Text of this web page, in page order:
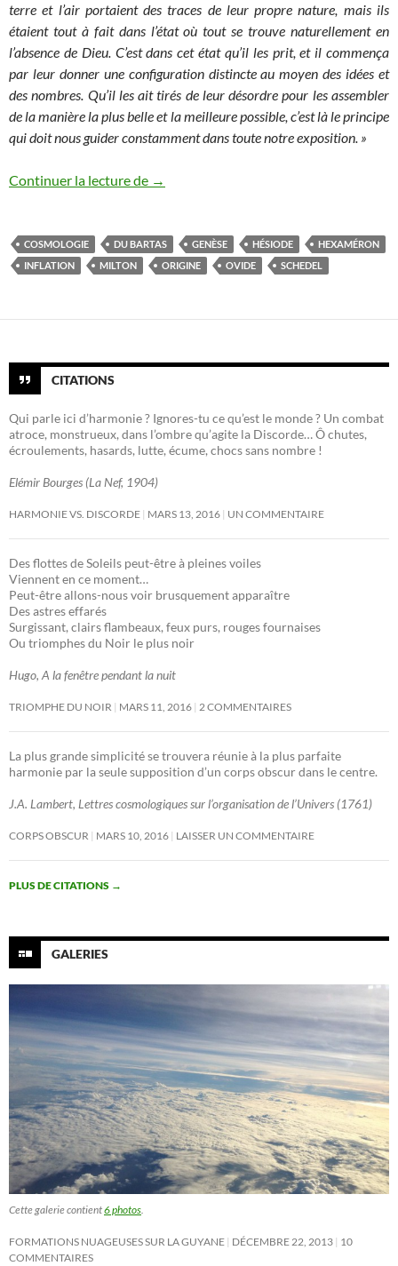
terre et l’air portaient des traces de leur propre nature, mais ils
étaient tout à fait dans l’état où tout se trouve naturellement en
l’absence de Dieu. C’est dans cet état qu’il les prit, et il commença
par leur donner une configuration distincte au moyen des idées et
des nombres. Qu’il les ait tirés de leur désordre pour les assembler
de la manière la plus belle et la meilleure possible, c’est là le principe
qui doit nous guider constamment dans toute notre exposition. »
Continuer la lecture de L’image de l’origine à travers science
→
COSMOLOGIE DU BARTAS GENÈSE HÉSIODE
HEXAMÉRON
INFLATION
MILTON ORIGINE OVIDE SCHEDEL
CITATIONS
Qui parle ici d’harmonie ? Ignores-tu ce qu’est le monde ? Un combat
atroce, monstrueux, dans l’ombre qu’agite la Discorde… Ô chutes,
écroulements, hasards, lutte, écume, chocs sans nombre !
Elémir Bourges (La Nef, 1904)
HARMONIE VS. DISCORDE MARS 13, 2016 UN COMMENTAIRE
Des flottes de Soleils peut-être à pleines voiles
Viennent en ce moment…
Peut-être allons-nous voir brusquement apparaître
Des astres effarés
Surgissant, clairs flambeaux, feux purs, rouges fournaises
Ou triomphes du Noir le plus noir
Hugo, A la fenêtre pendant la nuit
TRIOMPHE DU NOIR MARS 11, 2016 2 COMMENTAIRES
La plus grande simplicité se trouvera réunie à la plus parfaite
harmonie par la seule supposition d’un corps obscur dans le centre.
J.A. Lambert, Lettres cosmologiques sur l’organisation de l’Univers (1761)
CORPS OBSCUR MARS 10, 2016 LAISSER UN COMMENTAIRE
PLUS DE CITATIONS →
GALERIES
Cette galerie contient6 photos.
FORMATIONS NUAGEUSES SUR LA GUYANE DÉCEMBRE 22, 2013 10
COMMENTAIRES